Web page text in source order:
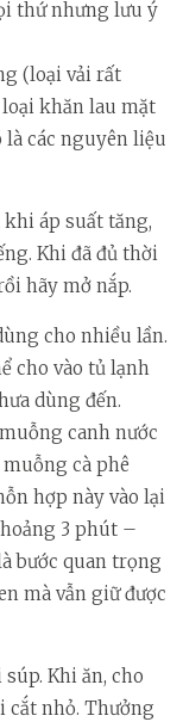
thứ nhưng lưu ý
(loại vải rất
khăn lau mặt
các nguyên liệu
khi áp suất tăng,
Khi đã đủ thời
hãy mở nắp.
cho nhiều lần.
cho vào tủ lạnh
dùng đến.
canh nước
cà phê
hợp này vào lại
3 phút –
bước quan trọng
mà vẫn giữ được
Khi ăn, cho
cắt nhỏ. Thưởng